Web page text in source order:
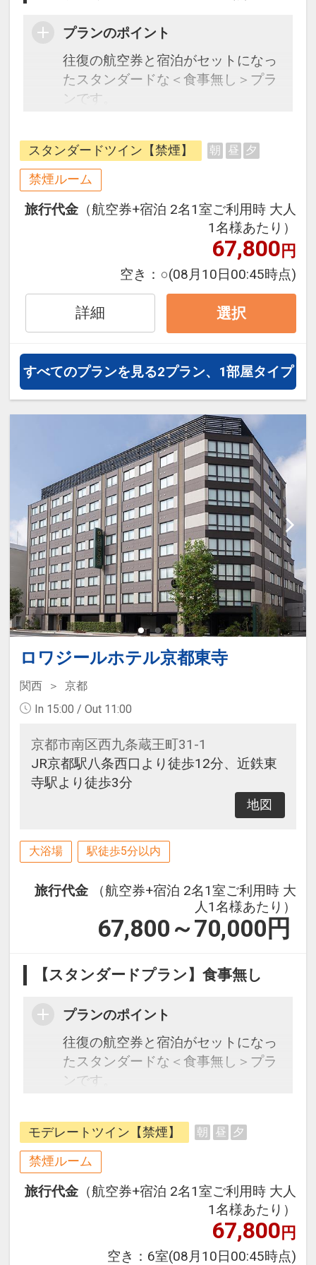
プランのポイント
往復の航空券と宿泊がセットになっ
たスタンダードな＜食事無し＞プラ
ンです。
できるダイナミックパッケージだか
ら、一都市滞在はもちろん周遊旅行
にも最適！
旅行期間中の1泊だけの宿泊や延
泊・飛び泊なども自由自在です。
フライトは、安心のJAL（または
JALグループ）確約！フライトマイ
ル50%貯まります。
通・体験プランなどの追加（同時予
約）が可能なプランもございます。
スタンダードツイン【禁煙】 朝 昼 夕
禁煙ルーム
旅行代金 （航空券+宿泊 2名1室ご利用時 大人
1名様あたり）
67,800円
空き： ○(08月10日00:45時点)
詳細 選択
すべてのプランを見る2プラン、1部屋タイプ
ロワジールホテル京都東寺
関西
京都
In 15:00 / Out 11:00
京都市南区西九条蔵王町31-1
JR京都駅八条西口より徒歩12分、近鉄東
寺駅より徒歩3分
地図
大浴場 駅徒歩5分以内
旅行代金
（航空券+宿泊 2名1室ご利用時 大
人1名様あたり）
67,800～70,000 円
【スタンダードプラン】食事無し
プランのポイント
往復の航空券と宿泊がセットになっ
たスタンダードな＜食事無し＞プラ
ンです。
できるダイナミックパッケージだか
ら、一都市滞在はもちろん周遊旅行
にも最適！
旅行期間中の1泊だけの宿泊や延
泊・飛び泊なども自由自在です。
フライトは、安心のJAL（または
JALグループ）確約！フライトマイ
ル50%貯まります。
モデレートツイン【禁煙】 朝 昼 夕
禁煙ルーム
旅行代金 （航空券+宿泊 2名1室ご利用時 大人
1名様あたり）
67,800円
空き： 6室(08月10日00:45時点)